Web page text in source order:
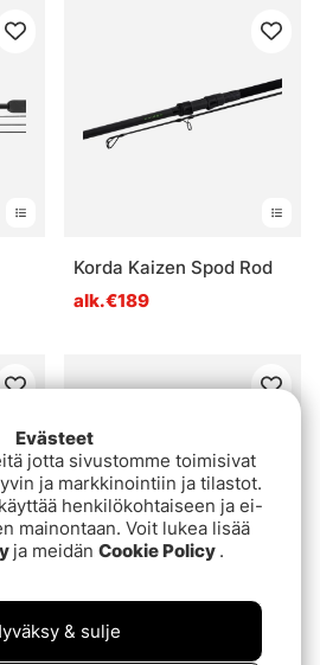
Korda Kaizen Spod Rod
alk.€189
Mikado Intro Carp II
Evästeet
jotta sivustomme toimisivat
ja markkinointiin ja tilastot.
henkilökohtaiseen ja ei-
mainontaan. Voit lukea lisää
ja meidän Cookie Policy .
& sulje